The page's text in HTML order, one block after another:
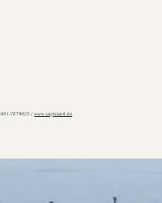
7879825 /www.supisland.de